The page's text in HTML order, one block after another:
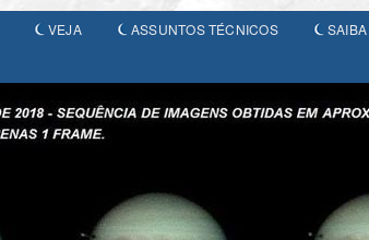
VEJA ASSUNTOS TÉCNICOS SAIBA